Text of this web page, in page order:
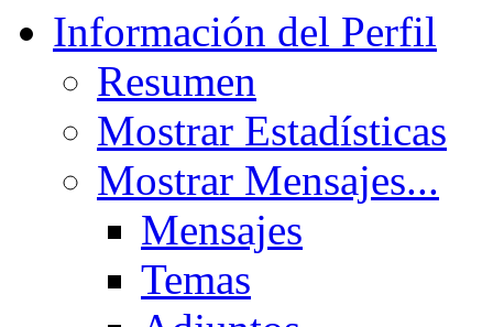
Información del Perfil
Resumen
Mostrar Estadísticas
Mostrar Mensajes...
Mensajes
Temas